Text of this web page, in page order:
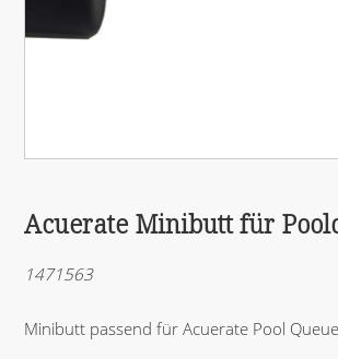
Acuerate Minibutt für
1471563
Minibutt passend für Acuerate Pool